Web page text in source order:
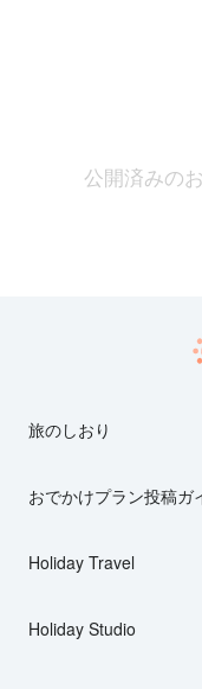
公開済みの
旅のしおり
おでかけプラン投稿ガ
Holiday Travel
Holiday Studio